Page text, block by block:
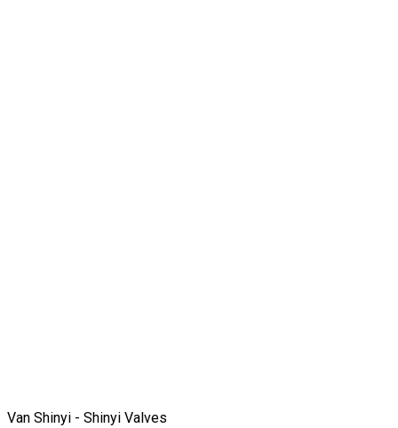
Van Shinyi - Shinyi Valves